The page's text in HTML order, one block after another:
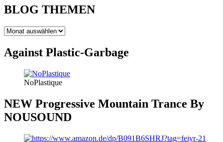
BLOG THEMEN
BLOG
Against Plastic-Garbage
NoPlastique
NEW Progressive Mountain Trance By
NOUSOUND